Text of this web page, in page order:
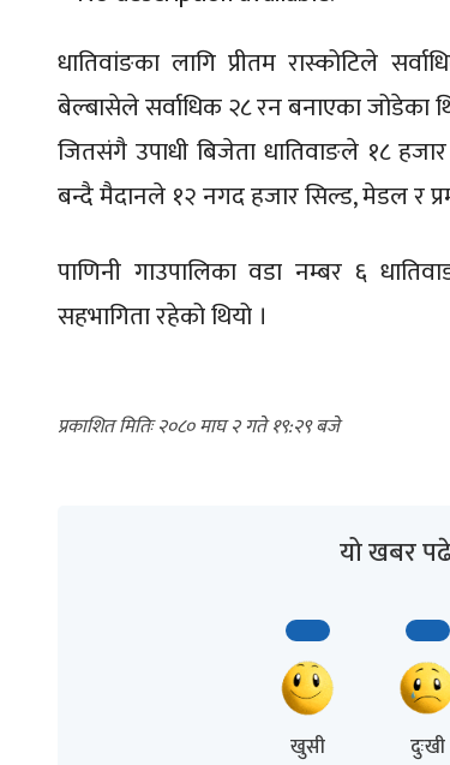
धातिवांङका लागि प्रीतम रास्कोटिले
बेल्बासेले सर्वाधिक २८ रन बनाएका
जितसंगै उपाधी बिजेता धातिवाङले १८
बन्दै मैदानले १२ नगद हजार सिल्ड, मेडल र
पाणिनी गाउपालिका वडा नम्बर ६
सहभागिता रहेको थियो ।
२०८० माघ २ गते १९:२९
यो खबर
खुसी दुःखी